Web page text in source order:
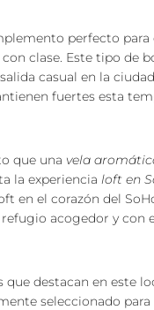
perfecto para
clase. Este tipo de
casual en la
fuertes esta
que una vela
la experiencia loft en
en el corazón del
acogedor y con
que destacan en este
seleccionado para